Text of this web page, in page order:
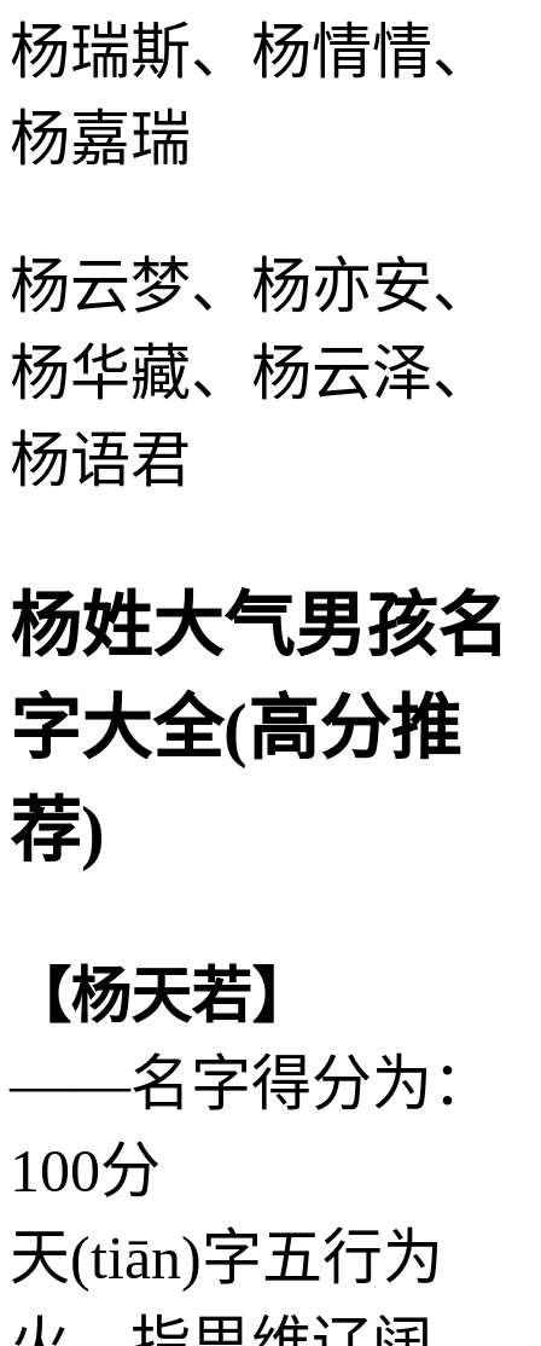
杨瑞斯、杨情情、
杨嘉瑞
杨云梦、杨亦安、
杨华藏、杨云泽、
杨语君
杨姓大气男孩名
字大全(高分推
荐)
【杨天若】
——名字得分为：
100分
天(tiān)字五行为